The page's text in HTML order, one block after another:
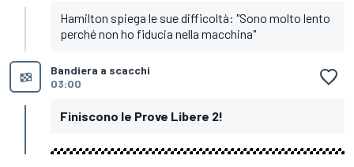
Hamilton spiega le sue difficoltà: "Sono molto lento
perché non ho fiducia nella macchina"
Bandiera a scacchi
03:00
Finiscono le Prove Libere 2!